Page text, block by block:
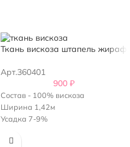
Ткань вискоза штапель жираф
Арт.360401
900 ₽
Состав - 100% вискоза
Ширина 1,42м
Усадка 7-9%